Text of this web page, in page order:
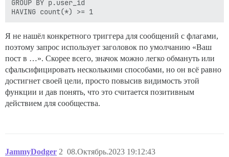
GROUP BY p.user_id
Я не нашёл конкретного триггера для сообщений с флагами,
поэтому запрос использует заголовок по умолчанию «Ваш
пост в …». Скорее всего, значок можно легко обмануть или
сфальсифицировать несколькими способами, но он всё равно
достигнет своей цели, просто повысив видимость этой
функции и дав понять, что это считается позитивным
действием для сообщества.
JammyDodger 08.Октябрь.2023 19:12:43
2